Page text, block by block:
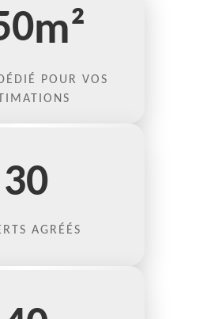
m²
POUR VOS
30
AGRÉÉS